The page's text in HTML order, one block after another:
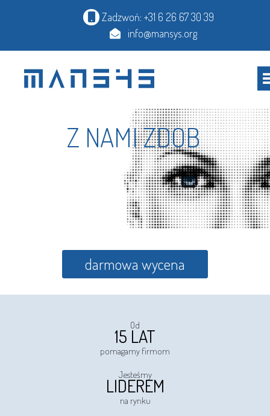
Zadzwoń: +31 6 26 67 30 39
info@mansys.org
Z N
darmowa wycena
Od
15 LAT
pomagamy firmom
Jesteśmy
LIDEREM
na rynku